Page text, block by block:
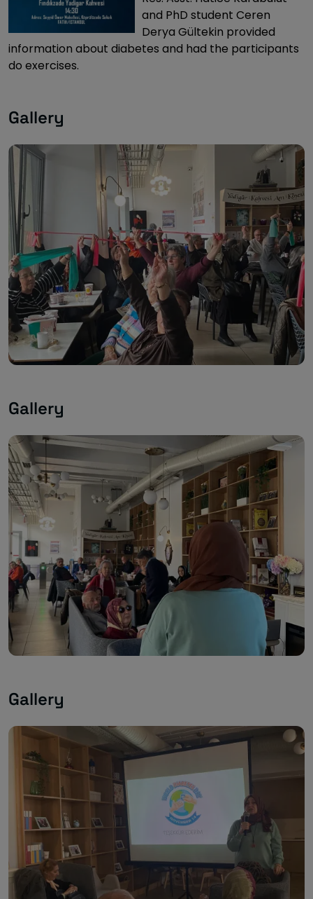
and PhD student Ceren
Derya Gültekin provided
information about diabetes and had the participants
do exercises.
Gallery
Gallery
Gallery